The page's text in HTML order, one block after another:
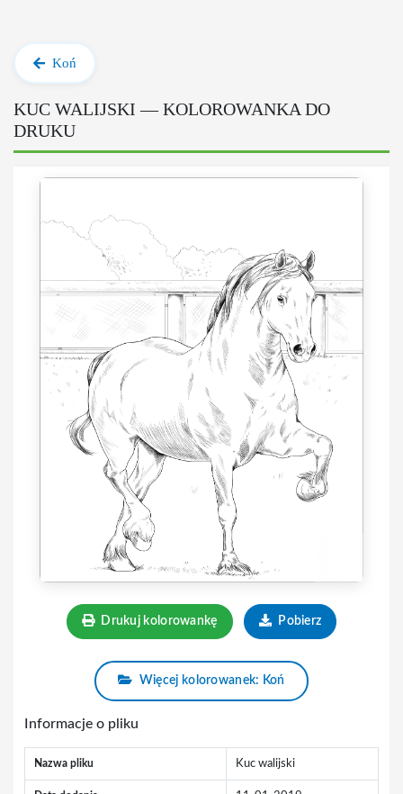
Koń
KUC WALIJSKI — KOLOROWANKA DO
DRUKU
Drukuj kolorowankę Pobierz
Więcej kolorowanek: Koń
Informacje o pliku
Nazwa pliku Kuc walijski